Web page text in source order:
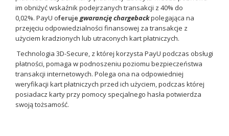
im obniżyć wskaźnik podejrzanych transakcji z 40% do
0,02%. PayU oferuje gwarancję chargebackpolegająca na
przejęciu odpowiedzialności finansowej za transakcje z
użyciem kradzionych lub utraconych kart płatniczych.
Technologia 3D-Secure, z której korzysta PayU podczas obsługi
płatności, pomaga w podnoszeniu poziomu bezpieczeństwa
transakcji internetowych. Polega ona na odpowiedniej
weryfikacji kart płatniczych przed ich użyciem, podczas której
posiadacz karty przy pomocy specjalnego hasła potwierdza
swoją tożsamość.